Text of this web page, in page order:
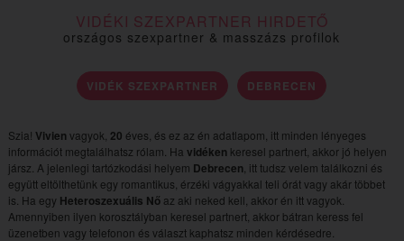
VIDÉKI SZEXPARTNER HIRDETŐ
országos szexpartner & masszázs profilok
VIDÉK SZEXPARTNER DEBRECEN
Szia! Vivien vagyok, 20 éves, és ez az én adatlapom, itt minden lényeges
információt megtalálhatsz rólam. Ha vidéken keresel partnert, akkor jó helyen
jársz. A jelenlegi tartózkodási helyem Debrecen , itt tudsz velem találkozni és
együtt eltölthetünk egy romantikus, érzéki vágyakkal teli órát vagy akár többet
is. Ha egy Heteroszexuális Nőaz aki neked kell, akkor én itt vagyok.
Amennyiben ilyen korosztályban keresel partnert, akkor bátran keress fel
üzenetben vagy telefonon és választ kaphatsz minden kérdésedre.